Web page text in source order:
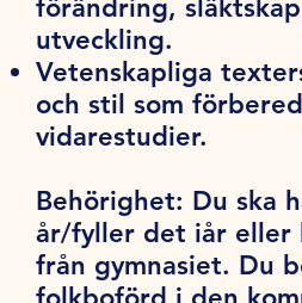
förändring,
utveckling.
Vetenskapliga
och stil som
vidarestudier.
Behörighet: Du ska
år/fyller det iår eller
från gymnasiet. Du